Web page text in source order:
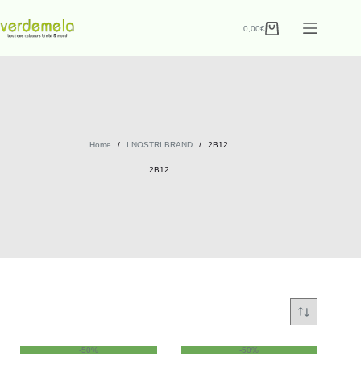
0,00€
Home / I NOSTRI BRAND / 2B12
2B12
-50% -50%